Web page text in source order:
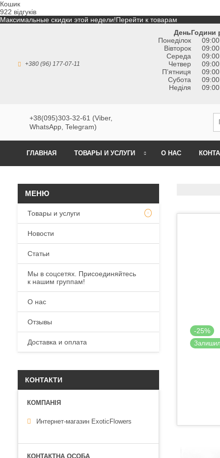
Кошик
922 відгуків
Максимальные скидки этой недели!Перейти к товарам
+380 (96) 177-07-11
ДеньГодини
Понеділок
Вівторок
Середа
Четвер
Пʼятниця
Субота
Неділя
+38(095)303-32-61 (Viber,
WhatsApp, Telegram)
ГЛАВНАЯ ТОВАРЫ И УСЛУГИ О НАС
-25%
Товары и услуги
Новости
Статьи
Мы в соцсетях. Присоединяйтесь
к нашим группам!
О нас
Отзывы
Доставка и оплата
КОНТАКТИ
Интернет-магазин ExoticFlowers